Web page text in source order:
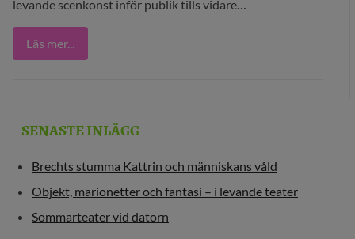
levande scenkonst inför publik tills vidare…
Läs mer...
SENASTE INLÄGG
Brechts stumma Kattrin och människans våld
Objekt, marionetter och fantasi – i levande teater
Sommarteater vid datorn